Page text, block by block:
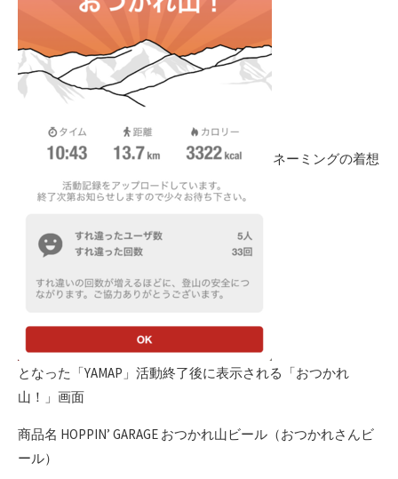
ネーミングの着想
となった「YAMAP」活動終了後に表示される「おつかれ
山！」画面
商品名 HOPPIN’ GARAGE おつかれ山ビール（おつかれさんビ
ール）